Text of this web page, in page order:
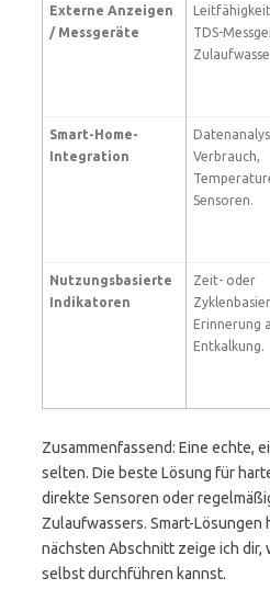
Externe Anzeigen
/ Messgeräte
TDS-
Smart-Home-
Integration
Verbrauch,
Sensoren.
Nutzungsbasierte
Indikatoren
Zeit- oder
Erinnerung
Entkalkung.
Zusammenfassend: Eine echte,
selten. Die beste Lösung für
direkte Sensoren oder
Zulaufwassers. Smart-Lösungen
nächsten Abschnitt zeige ich dir,
selbst durchführen kannst.